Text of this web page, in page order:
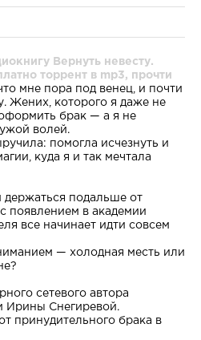
Вернуть невесту.
торрент в mp3, прочти
мне пора под венец, и почти
Жених, которого я даже не
брак — а я не
волей.
помогла исчезнуть и
куда я и так мечтала
держаться подальше от
появлением в академии
все начинает идти совсем
— холодная месть или
сетевого автора
Ирины Снегиревой.
принудительного брака в